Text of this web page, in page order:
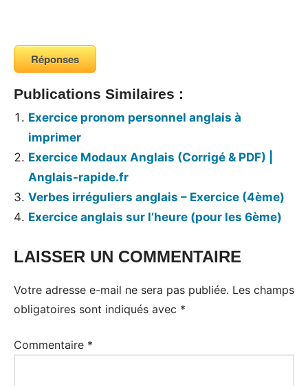
Réponses
Publications Similaires :
Exercice pronom personnel anglais à
imprimer
Exercice Modaux Anglais (Corrigé & PDF) |
Anglais-rapide.fr
Verbes irréguliers anglais – Exercice (4ème)
Exercice anglais sur l’heure (pour les 6ème)
LAISSER UN COMMENTAIRE
Votre adresse e-mail ne sera pas publiée. Les champs
obligatoires sont indiqués avec *
Commentaire *